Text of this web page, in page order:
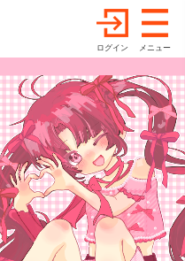
ログイン メニュー